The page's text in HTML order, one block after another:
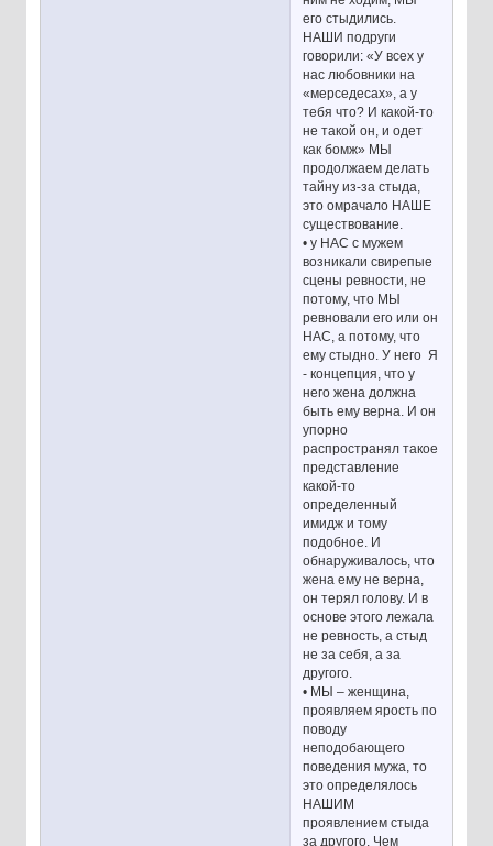
его стыдились.
НАШИ подруги
говорили: «У всех у
нас любовники на
«мерседесах», а у
тебя что? И какой-то
не такой он, и одет
как бомж» МЫ
продолжаем делать
тайну из-за стыда,
это омрачало НАШЕ
существование.
• у НАС с мужем
возникали свирепые
сцены ревности, не
потому, что МЫ
ревновали его или он
НАС, а потому, что
ему стыдно. У него Я
- концепция, что у
него жена должна
быть ему верна. И он
упорно
распространял такое
представление
какой-то
определенный
имидж и тому
подобное. И
обнаруживалось, что
жена ему не верна,
он терял голову. И в
основе этого лежала
не ревность, а стыд
не за себя, а за
другого.
• МЫ – женщина,
проявляем ярость по
поводу
неподобающего
поведения мужа, то
это определялось
НАШИМ
проявлением стыда
за другого. Чем